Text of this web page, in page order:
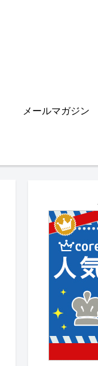
メールマガジン